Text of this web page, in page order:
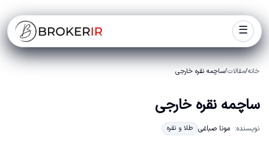
☰
خانه/مقالات/ساچمه نقره خارجی
ساچمه نقره خارجی
نویسنده: مونا صباغی طلا و نقره